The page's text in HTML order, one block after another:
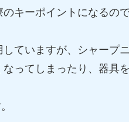
キーポイントになるの
ていますが、シャープ
ってしまったり、器具